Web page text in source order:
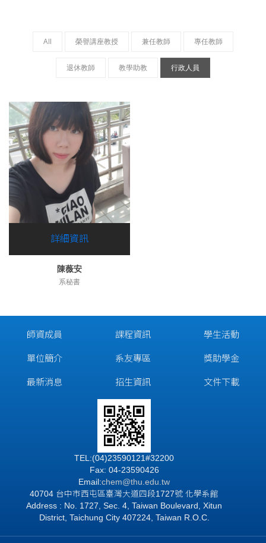
All 榮譽講座教授 兼任教師 專任教師
退休教師 教學助教 行政人員
詳細資訊
陳薇安
系秘書
師資成員
單位簡介
最新消息
課程資訊
系友專區
招生資訊
學生活動
獎助學金
文件下載
TEL:(04)23590121#32200
Fax: 04-23590426
Email:chem@thu.edu.tw
40704 台中市西屯區臺灣大道四段1727號 化學系館
Address : No. 1727, Sec. 4, Taiwan Boulevard, Xitun
District, Taichung City 407224, Taiwan R.O.C.